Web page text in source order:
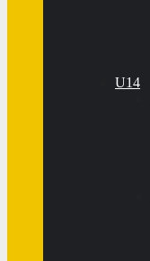
U14